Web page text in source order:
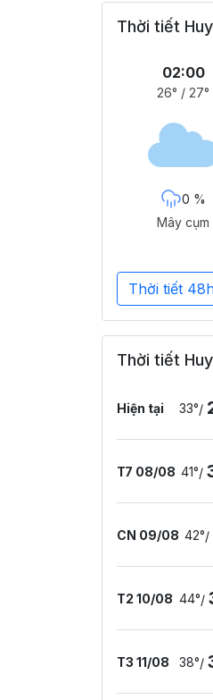
Thời tiết
02:00
26° / 27°
0 %
Mây cụm
Thời tiết
Thời tiết
Hiện tại 33°/
T7 08/08 41°/
CN 09/08 42°/
T2 10/08 44°/
T3 11/08 38°/